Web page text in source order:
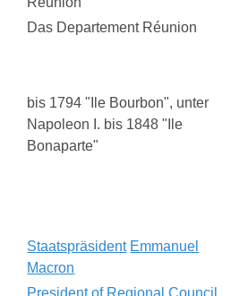
Das Departement Réunion
bis 1794 "Ile Bourbon", unter
Napoleon I. bis 1848 "Ile
Bonaparte"
Staatspräsident Emmanuel
Macron
President of Regional Council